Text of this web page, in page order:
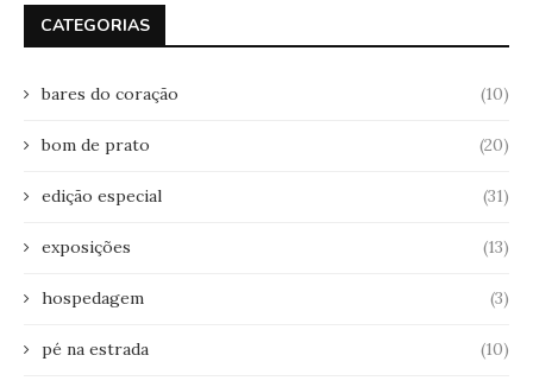
CATEGORIAS
bares do coração (10)
bom de prato (20)
edição especial (31)
exposições (13)
hospedagem (3)
pé na estrada (10)